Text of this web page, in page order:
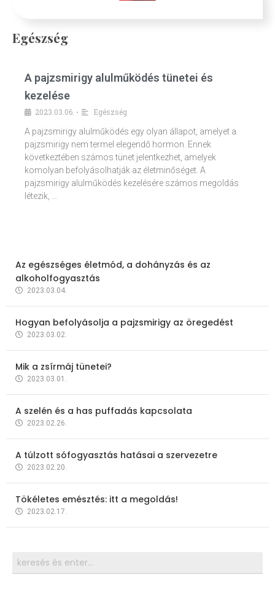
Egészség
A pajzsmirigy alulműködés tünetei és
kezelése
2023.03.06. •
Egészség
A pajzsmirigy alulműködés egy olyan állapot, amelyet a
pajzsmirigy nem termel elegendő hormon. Ennek
következtében számos tünet jelentkezhet, amelyek
komolyan befolyásolhatják az életminőséget. A
pajzsmirigy alulműködés kezelésére számos megoldás
létezik, …
Az egészséges életmód, a dohányzás és az
alkoholfogyasztás
2023.03.04.
Hogyan befolyásolja a pajzsmirigy az öregedést
2023.03.02.
Mik a zsírmáj tünetei?
2023.03.01.
A szelén és a has puffadás kapcsolata
2023.02.26.
A túlzott sófogyasztás hatásai a szervezetre
2023.02.20.
Tökéletes emésztés: itt a megoldás!
2023.02.17.